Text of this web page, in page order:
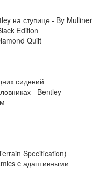
на ступице - By Mulliner
Edition
Quilt
сидений
- Bentley
Specification)
c адаптивными